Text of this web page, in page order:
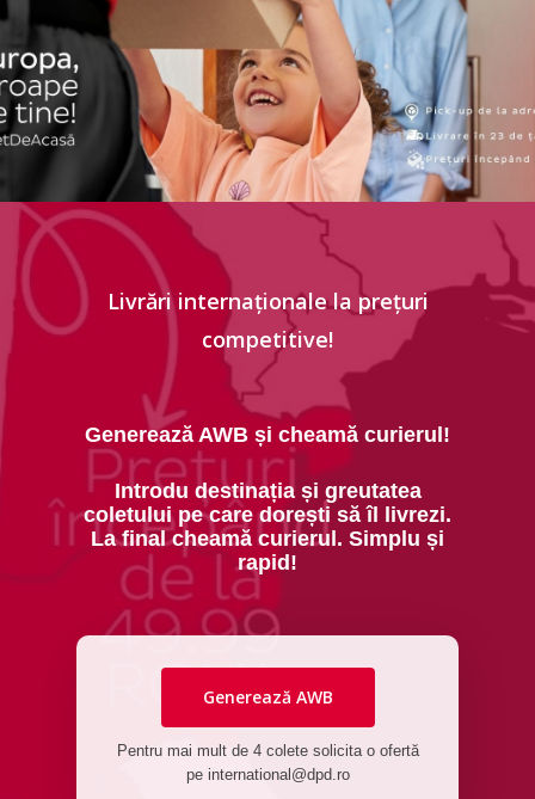
Livrări internaționale la prețuri
competitive!
Generează AWB și cheamă curierul!
Introdu destinația și greutatea
coletului pe care dorești să îl livrezi.
La final cheamă curierul. Simplu și
rapid!
Generează AWB
Pentru mai mult de 4 colete solicita o ofertă
pe international@dpd.ro